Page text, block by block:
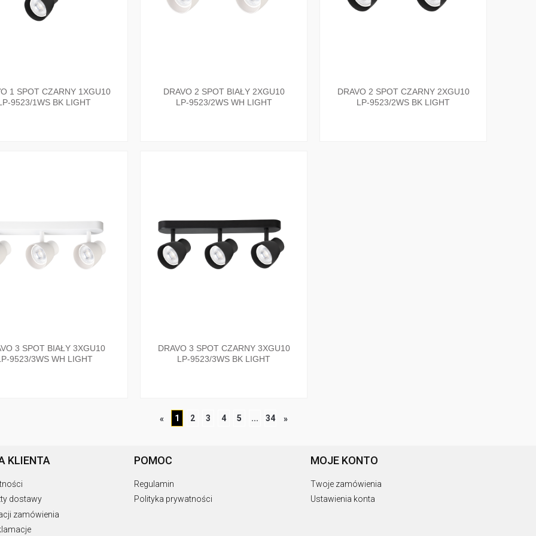
1 SPOT CZARNY 1XGU10
9523/1WS BK LIGHT
DRAVO 2 SPOT BIAŁY 2XGU10
LP-9523/2WS WH LIGHT
DRAVO 2 SPOT CZARNY 2XGU10
LP-9523/2WS BK LIGHT
3 SPOT BIAŁY 3XGU10
9523/3WS WH LIGHT
DRAVO 3 SPOT CZARNY 3XGU10
LP-9523/3WS BK LIGHT
« 1 2 3 4 5 ... 34 »
KLIENTA
dostawy
zamówienia
POMOC
Regulamin
Polityka prywatności
MOJE KONTO
Twoje zamówienia
Ustawienia konta